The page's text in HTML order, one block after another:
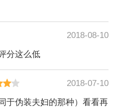
2018-08-10
分这么低
2018-07-10
于伪装夫妇的那种）看看再